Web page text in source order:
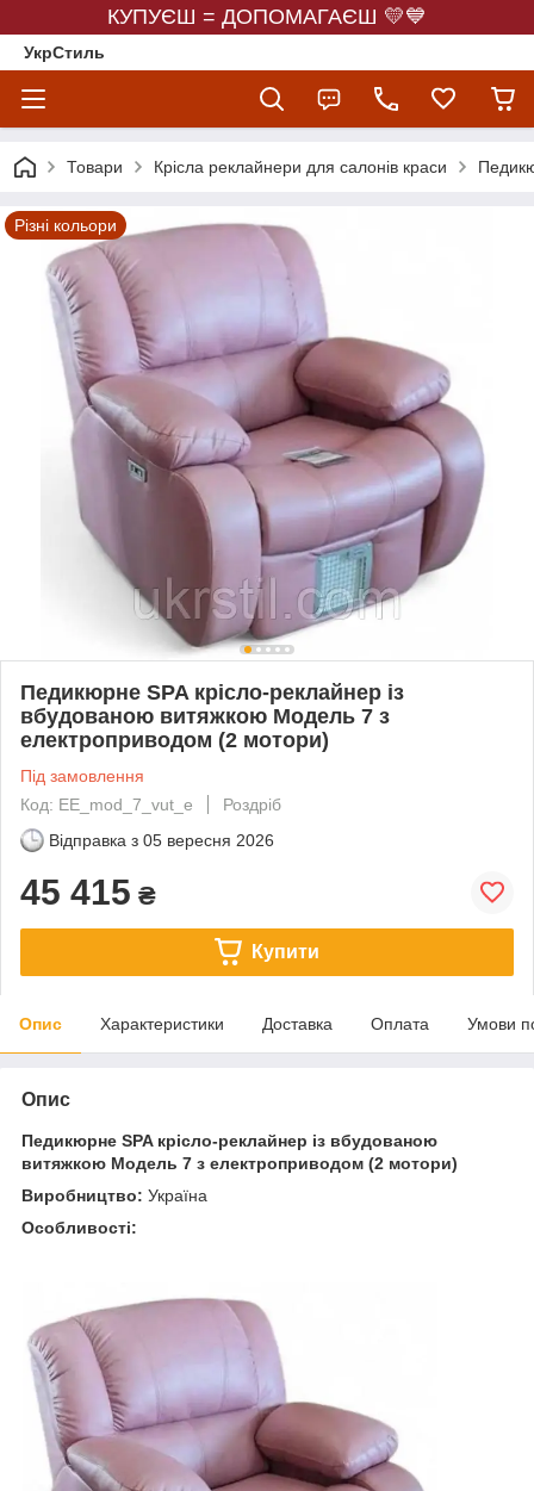
КУПУЄШ = ДОПОМАГАЄШ 💛💙
УкрСтиль
Товари Крісла реклайнери для салонів краси
Різні кольори
Педикюрне SPA крісло-реклайнер із
вбудованою витяжкою Модель 7 з
електроприводом (2 мотори)
Під замовлення
Код: EE_mod_7_vut_e
Роздріб
Відправка з 05 вересня 2026
45 415 ₴
Купити
Опис Характеристики Доставка Оплата Умови
Опис
Педикюрне SPA крісло-реклайнер із вбудованою
витяжкою Модель 7 з електроприводом (2 мотори)
Виробництво: Україна
Особливості: